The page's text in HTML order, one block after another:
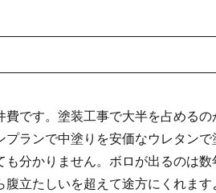
です。塗装工事で大半を占める
ランで中塗りを安価なウレタンで
分かりません。ボロが出るのは
腹立たしいを超えて途方にくれます